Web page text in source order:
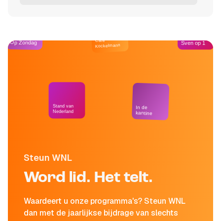
Steun WNL
Word lid. Het telt.
Waardeert u onze programma's? Steun WNL
dan met de jaarlijkse bijdrage van slechts
Op Zondag
Stand van
Nederland
Café
Kockelmann
In de
kantine
Sven op 1